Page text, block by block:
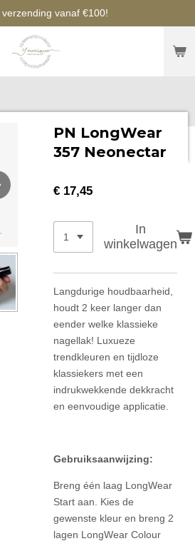
verzending vanaf €100!
PN LongWear
357 Neonectar
€ 17,45
In
winkelwagen
Langdurige houdbaarheid,
houdt 2 keer langer dan
eender welke klassieke
nagellak! Luxueze
trendkleuren en tijdloze
klassiekers met een
indrukwekkende dekkracht
en eenvoudige applicatie.
Gebruiksaanwijzing:
Breng één laag LongWear
Start aan. Kies de
gewenste kleur en breng 2
lagen LongWear Colour